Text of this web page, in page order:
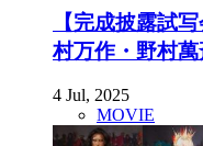
【完成披露試
村万作・野村
4 Jul, 2025
MOVIE